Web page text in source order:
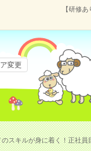
【研修
変更
スキルが身に着く！正社